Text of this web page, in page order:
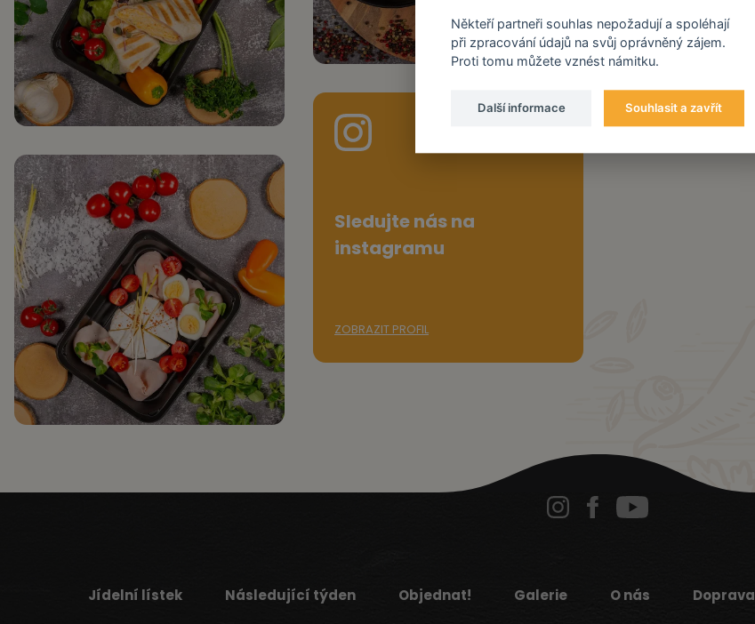
Sledujte nás na
instagramu
ZOBRAZIT PROFIL
Jídelní lístek Následující týden Objednat! Galerie O nás Doprava
Někteří partneři souhlas nepožadují a spoléhají
při zpracování údajů na svůj oprávněný zájem.
Proti tomu můžete vznést námitku.
Další informace Souhlasit a zavřít